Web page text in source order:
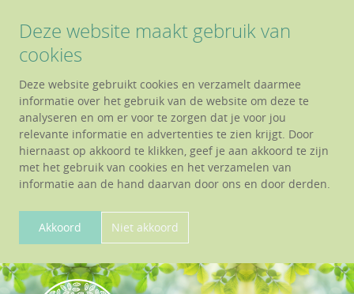
Deze website maakt gebruik van
cookies
Deze website gebruikt cookies en verzamelt daarmee
informatie over het gebruik van de website om deze te
analyseren en om er voor te zorgen dat je voor jou
relevante informatie en advertenties te zien krijgt. Door
hiernaast op akkoord te klikken, geef je aan akkoord te zijn
met het gebruik van cookies en het verzamelen van
informatie aan de hand daarvan door ons en door derden.
Akkoord Niet akkoord